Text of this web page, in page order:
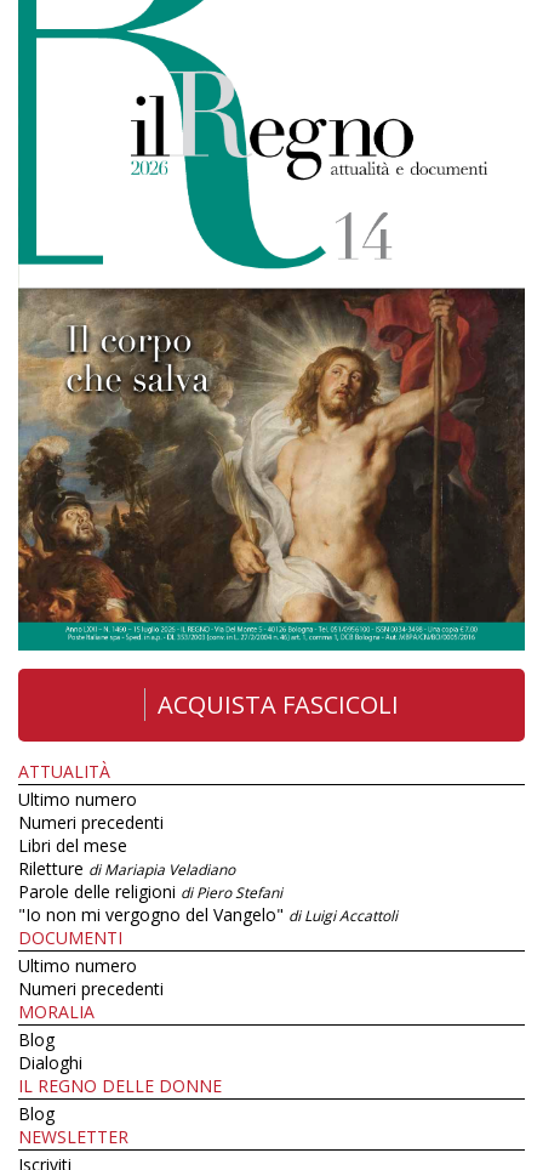
ACQUISTA FASCICOLI
ATTUALITÀ
Ultimo numero
Numeri precedenti
Libri del mese
Riletture di Mariapia Veladiano
Parole delle religioni di Piero Stefani
"Io non mi vergogno del Vangelo" di Luigi Accattoli
DOCUMENTI
Ultimo numero
Numeri precedenti
MORALIA
Blog
Dialoghi
IL REGNO DELLE DONNE
Blog
NEWSLETTER
Iscriviti